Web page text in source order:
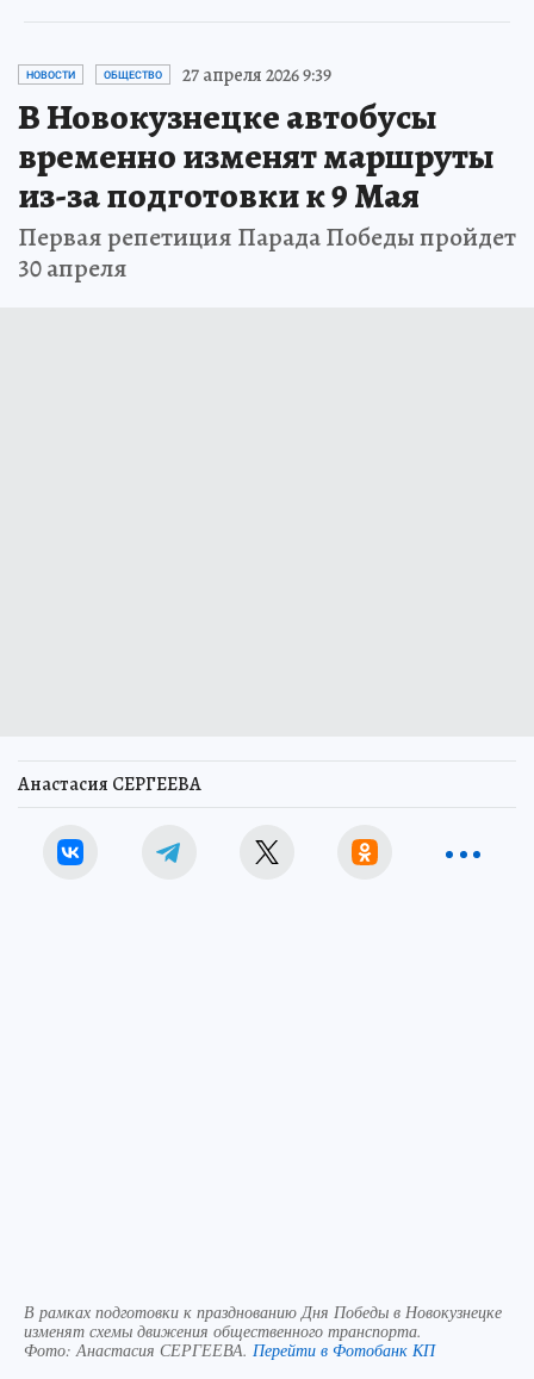
НОВОСТИ ОБЩЕСТВО 27 апреля 2026 9:39
В Новокузнецке автобусы
временно изменят маршруты
из-за подготовки к 9 Мая
Первая репетиция Парада Победы пройдет
30 апреля
Анастасия СЕРГЕЕВА
В рамках подготовки к празднованию Дня Победы в Новокузнецке
изменят схемы движения общественного транспорта.
Фото: Анастасия СЕРГЕЕВА. Перейти в Фотобанк КП